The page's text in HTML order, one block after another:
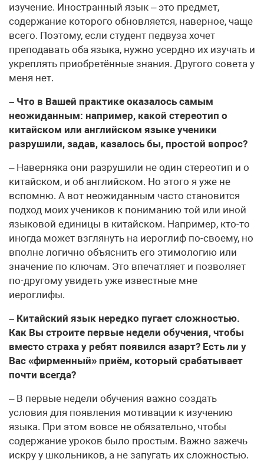
изучение. Иностранный язык – это предмет,
содержание которого обновляется, наверное, чаще
всего. Поэтому, если студент педвуза хочет
преподавать оба языка, нужно усердно их изучать и
укреплять приобретённые знания. Другого совета у
меня нет.
– Что в Вашей практике оказалось самым
неожиданным: например, какой стереотип о
китайском или английском языке ученики
разрушили, задав, казалось бы, простой вопрос?
– Наверняка они разрушили не один стереотип и о
китайском, и об английском. Но этого я уже не
вспомню. А вот неожиданным часто становится
подход моих учеников к пониманию той или иной
языковой единицы в китайском. Например, кто-то
иногда может взглянуть на иероглиф по-своему, но
вполне логично объяснить его этимологию или
значение по ключам. Это впечатляет и позволяет
по-другому увидеть уже известные мне
иероглифы.
– Китайский язык нередко пугает сложностью.
Как Вы строите первые недели обучения, чтобы
вместо страха у ребят появился азарт? Есть ли у
Вас «фирменный» приём, который срабатывает
почти всегда?
– В первые недели обучения важно создать
условия для появления мотивации к изучению
языка. При этом вовсе не обязательно, чтобы
содержание уроков было простым. Важно зажечь
искру у школьников, а не запугать их сложностью.